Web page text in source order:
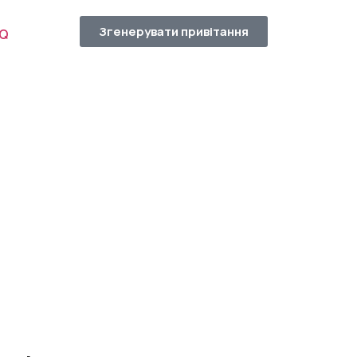
Згенерувати привітання